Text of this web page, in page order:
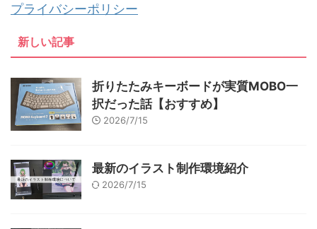
プライバシーポリシー
新しい記事
折りたたみキーボードが実質MOBO一
択だった話【おすすめ】
2026/7/15
最新のイラスト制作環境紹介
2026/7/15